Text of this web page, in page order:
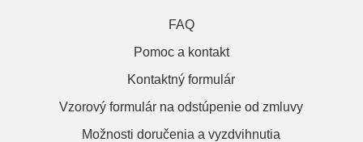
FAQ
Pomoc a kontakt
Kontaktný formulár
Vzorový formulár na odstúpenie od zmluvy
Možnosti doručenia a vyzdvihnutia